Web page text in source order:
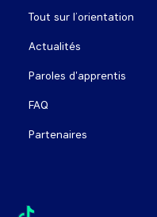
Tout sur l’orientation
Actualités
Paroles d'apprentis
FAQ
Partenaires